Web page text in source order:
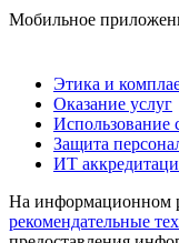
Мобильное
Этика и
Оказание услуг
Использование
Защита
ИТ
На информационном
рекомендательные